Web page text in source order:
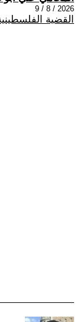
2026 / 8 / 9
القضية